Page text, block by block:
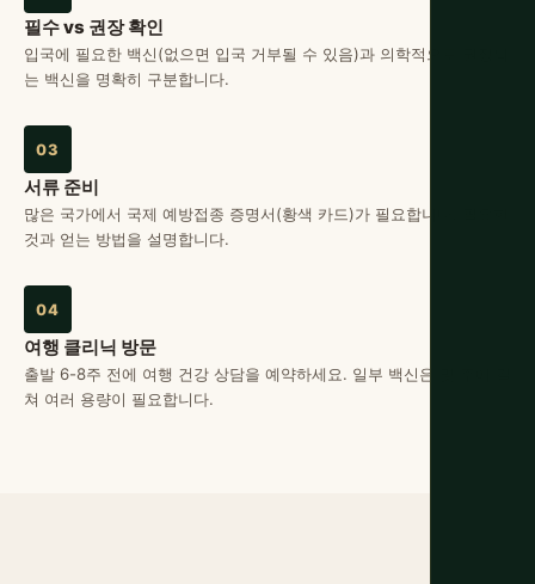
필수 vs 권장 확인
입국에 필요한 백신(없으면 입국 거부될 수 있음)과 의학적으로 권장되
는 백신을 명확히 구분합니다.
03
서류 준비
많은 국가에서 국제 예방접종 증명서(황색 카드)가 필요합니다. 필요한
것과 얻는 방법을 설명합니다.
04
여행 클리닉 방문
출발 6-8주 전에 여행 건강 상담을 예약하세요. 일부 백신은 몇 주에 걸
쳐 여러 용량이 필요합니다.